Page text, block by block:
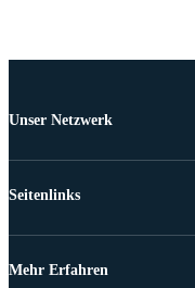
Unser Netzwerk
Seitenlinks
Mehr Erfahren